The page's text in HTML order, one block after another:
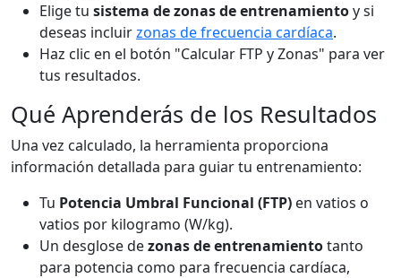
Elige tu sistema de zonas de entrenamientoy si
deseas incluirzonas de frecuencia cardíaca.
Haz clic en el botón "Calcular FTP y Zonas" para ver
tus resultados.
Qué Aprenderás de los Resultados
Una vez calculado, la herramienta proporciona
información detallada para guiar tu entrenamiento:
Tu Potencia Umbral Funcional (FTP) en vatios o
vatios por kilogramo (W/kg).
Un desglose dezonas de entrenamientotanto
para potencia como para frecuencia cardíaca,